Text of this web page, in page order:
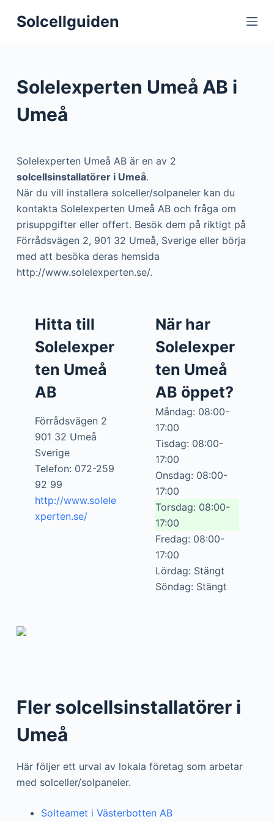
S
o
c
e
n
Solcellguiden
Solelexperten Umeå AB i
Umeå
Solelexperten Umeå AB är en av 2
solcellsinstallatörer i Umeå.
När du vill installera solceller/solpaneler kan du
kontakta Solelexperten Umeå AB och fråga om
prisuppgifter eller offert. Besök dem på riktigt på
Förrådsvägen 2, 901 32 Umeå, Sverige eller börja
med att besöka deras hemsida
http://www.solelexperten.se/.
Hitta till
Solelexper
ten Umeå
AB
Förrådsvägen 2
901 32 Umeå
Sverige
Telefon: 072-259
92 99
http://www.solele
xperten.se/
När har
Solelexper
ten Umeå
AB öppet?
Måndag: 08:00-
17:00
Tisdag: 08:00-
17:00
Onsdag: 08:00-
17:00
Torsdag: 08:00-
17:00
Fredag: 08:00-
17:00
Lördag: Stängt
Söndag: Stängt
Fler solcellsinstallatörer i
Umeå
Här följer ett urval av lokala företag som arbetar
med solceller/solpaneler.
Solteamet i Västerbotten AB